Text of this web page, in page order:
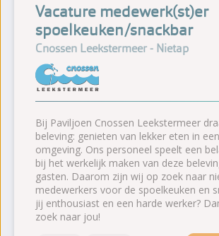
Vacature medewerk(st)er
spoelkeuken/snackbar
Cnossen Leekstermeer - Nietap
Bij Paviljoen Cnossen Leekstermeer
beleving: genieten van lekker eten in
omgeving. Ons personeel speelt een
bij het werkelijk maken van deze
gasten. Daarom zijn wij op zoek naar
medewerkers voor de spoelkeuken en
jij enthousiast en een harde werker?
zoek naar jou!